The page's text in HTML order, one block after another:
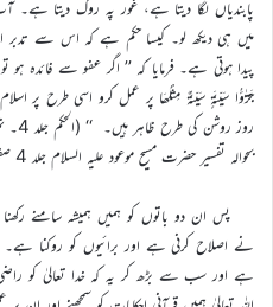
پابندیاں لگا دیتا ہے، غور پہ روک دیتا
میں ہی دیکھ لو۔ کیسا حکم ہے کہ اس سے
پیدا ہوتی ہے۔ فرمایا کہ ’’ اگر عفو سے فائدہ
جَزٰٓؤُا سَیِّئَۃٍ سَیِّئَۃٌ مِثْلُھَا پر عمل کرو اسی طرح پر
بحوالہ تفسیر حضرت مسیح موعود علیہ السلام جلد 4 صفحہ 109)
پس ان دو باتوں کو ہمیں ہمیشہ سامنے
نے اصلاح کرنی ہے اور برائیوں کو روکنا ہے۔
ہے اور سب سے بڑھ کر یہ کہ خدا تعالیٰ کو راضی